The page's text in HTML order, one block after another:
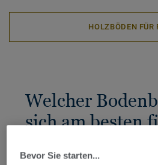
HOLZBÖDEN FÜR
Welcher
sich am besten
Bevor Sie starten...